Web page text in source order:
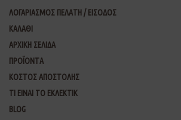
ΛΟΓΑΡΙΑΣΜΟΣ ΠΕΛΑΤΗ / ΕΙΣΟΔΟΣ
ΚΑΛΑΘΙ
ΑΡΧΙΚΗ ΣΕΛΙΔΑ
ΠΡΟΪΟΝΤΑ
ΚΟΣΤΟΣ ΑΠΟΣΤΟΛΗΣ
ΤΙ ΕΙΝΑΙ ΤΟ ΕΚΛΕΚΤΙΚ
BLOG